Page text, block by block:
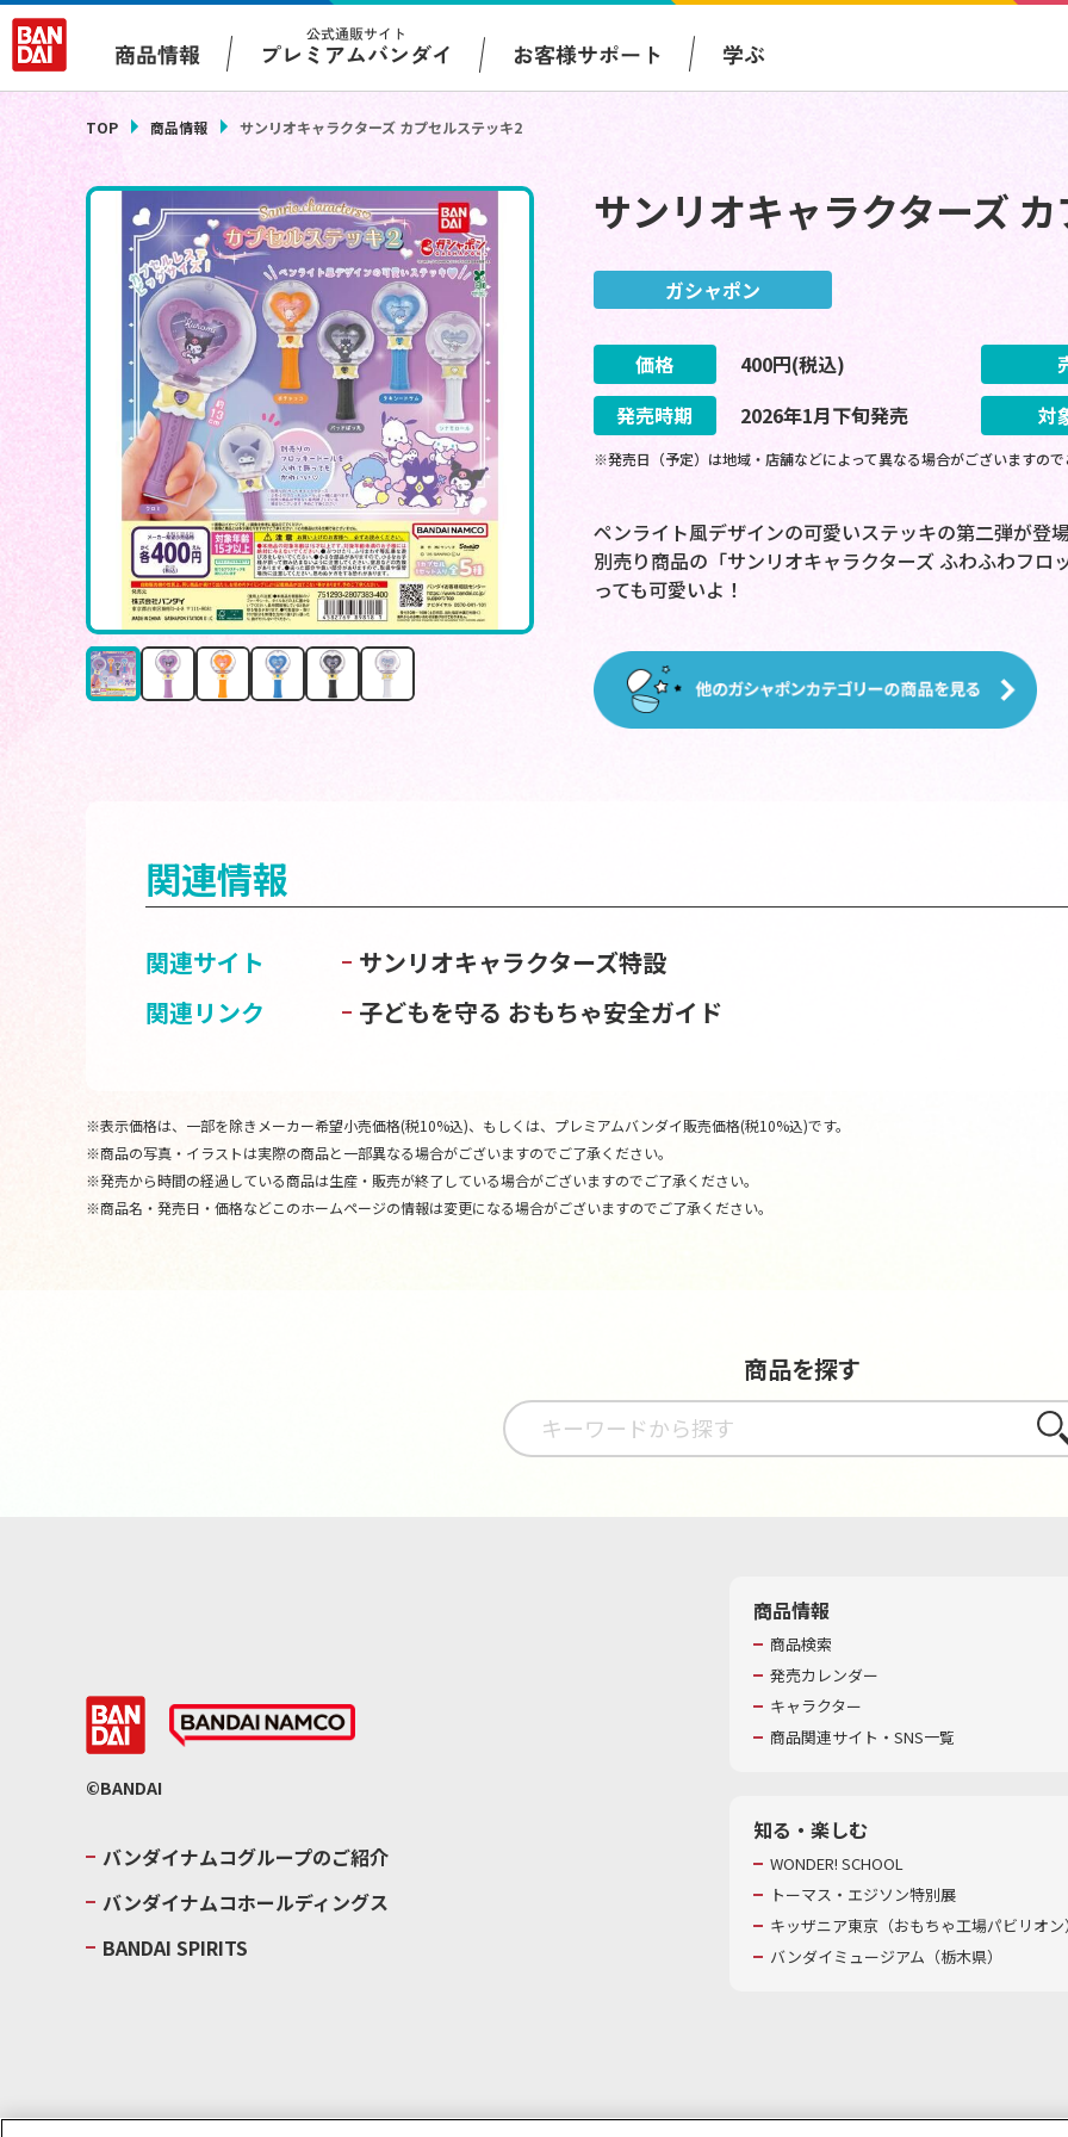
商品情報
公式通販サイト
プレミアムバンダイ お客様サポート 学ぶ
TOP 商品情報 サンリオキャラクターズ カプセルステッキ2
サンリオキャラクターズ
ガシャポン
価格 400円(税込)
発売時期
2026年1月下旬発売 対
※発売日（予定）は地域・店舗などによって異なる場合がございますの
ペンライト風デザインの可愛いステッキの第二弾が登
別売り商品の「サンリオキャラクターズ ふわふわフ
っても可愛いよ！
関連情報
関連サイト
サンリオキャラクターズ特設
関連リンク
子どもを守る おもちゃ安全ガイド
※表示価格は、一部を除きメーカー希望小売価格(税10%込)、もしくは、プレミアムバンダイ販売価格(税10%込)です。
※商品の写真・イラストは実際の商品と一部異なる場合がございますのでご了承ください。
※発売から時間の経過している商品は生産・販売が終了している場合がございますのでご了承ください。
※商品名・発売日・価格などこのホームページの情報は変更になる場合がございますのでご了承ください。
商品を探す
さが
©BANDAI
バンダイナムコグループのご紹介
バンダイナムコホールディングス
BANDAI SPIRITS
商品情報
商品検索
発売カレンダー
キャラクター
商品関連サイト・SNS一覧
知る・楽しむ
WONDER! SCHOOL
トーマス・エジソン特別展
キッザニア東京（おもちゃ工場パビリオ
バンダイミュージアム（栃木県）